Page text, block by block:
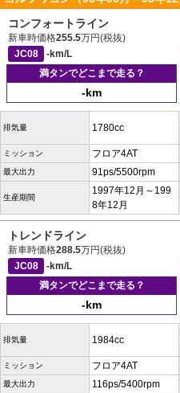
コンフォートライン
新車時価格255.5万円(税抜)
JC08
-km/L
満タンでどこまで走る？
-km
排気量 1780cc
ミッション フロア4AT
最大出力 91ps/5500rpm
生産期間
1997年12月～199
8年12月
トレンドライン
新車時価格288.5万円(税抜)
JC08
-km/L
満タンでどこまで走る？
-km
排気量 1984cc
ミッション フロア4AT
最大出力 116ps/5400rpm